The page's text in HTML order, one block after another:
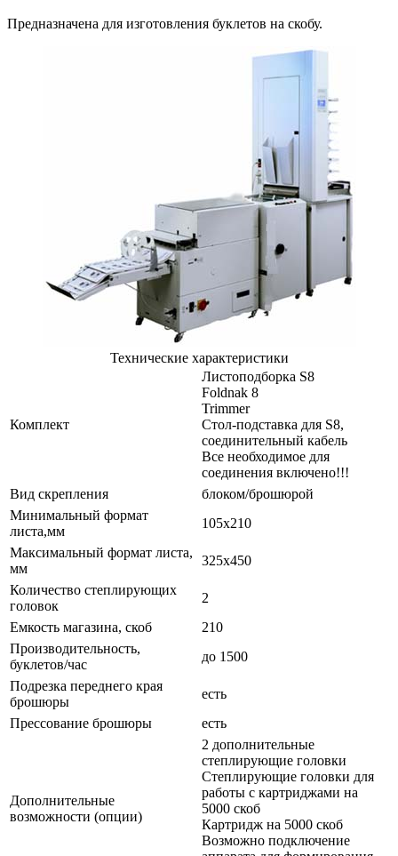
Предназначена для изготовления буклетов на скобу.
Технические характеристики
Комплект
Листоподборка S8
Foldnak 8
Trimmer
Стол-подставка для S8,
соединительный кабель
Все необходимое для
соединения включено!!!
Вид скрепления
блоком/брошюрой
Минимальный формат
листа,мм
105x210
Максимальный формат листа,
мм
325x450
Количество степлирующих
головок
2
Емкость магазина, скоб
210
Производительность,
буклетов/час
до 1500
Подрезка переднего края
брошюры
есть
Прессование брошюры
есть
Дополнительные
возможности (опции)
2 дополнительные
степлирующие головки
Степлирующие головки для
работы с картриджами на
5000 скоб
Картридж на 5000 скоб
Возможно подключение